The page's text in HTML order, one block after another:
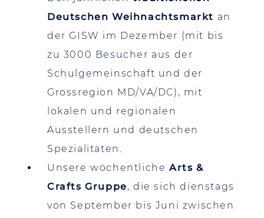
Deutschen Weihnachtsmarkt an
der GISW im Dezember (mit bis
zu 3000 Besucher aus der
Schulgemeinschaft und der
Grossregion MD/VA/DC), mit
lokalen und regionalen
Ausstellern und deutschen
Spezialitäten.
Unsere wöchentliche Arts &
Crafts Gruppe, die sich dienstags
von September bis Juni zwischen